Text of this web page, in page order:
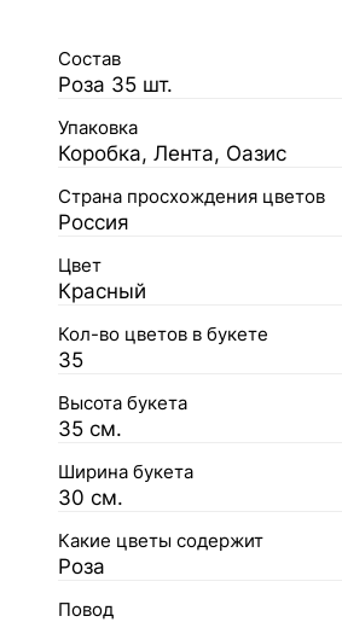
Состав
Роза 35 шт.
Упаковка
Коробка, Лента, Оазис
Страна просхождения цветов
Россия
Цвет
Красный
Кол-во цветов в букете
35
Высота букета
35 см.
Ширина букета
30 см.
Какие цветы содержит
Роза
Повод